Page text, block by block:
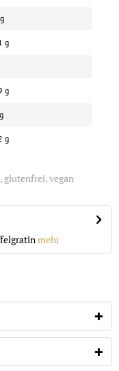
g
g
g
vegan
mehr